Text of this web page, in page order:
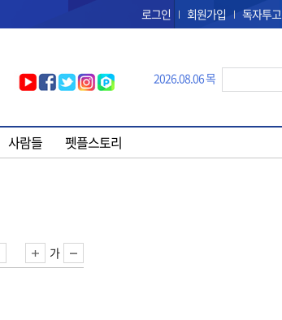
로그인 회원가입 독자투고
2026.08.06 목
사람들 펫플스토리
가